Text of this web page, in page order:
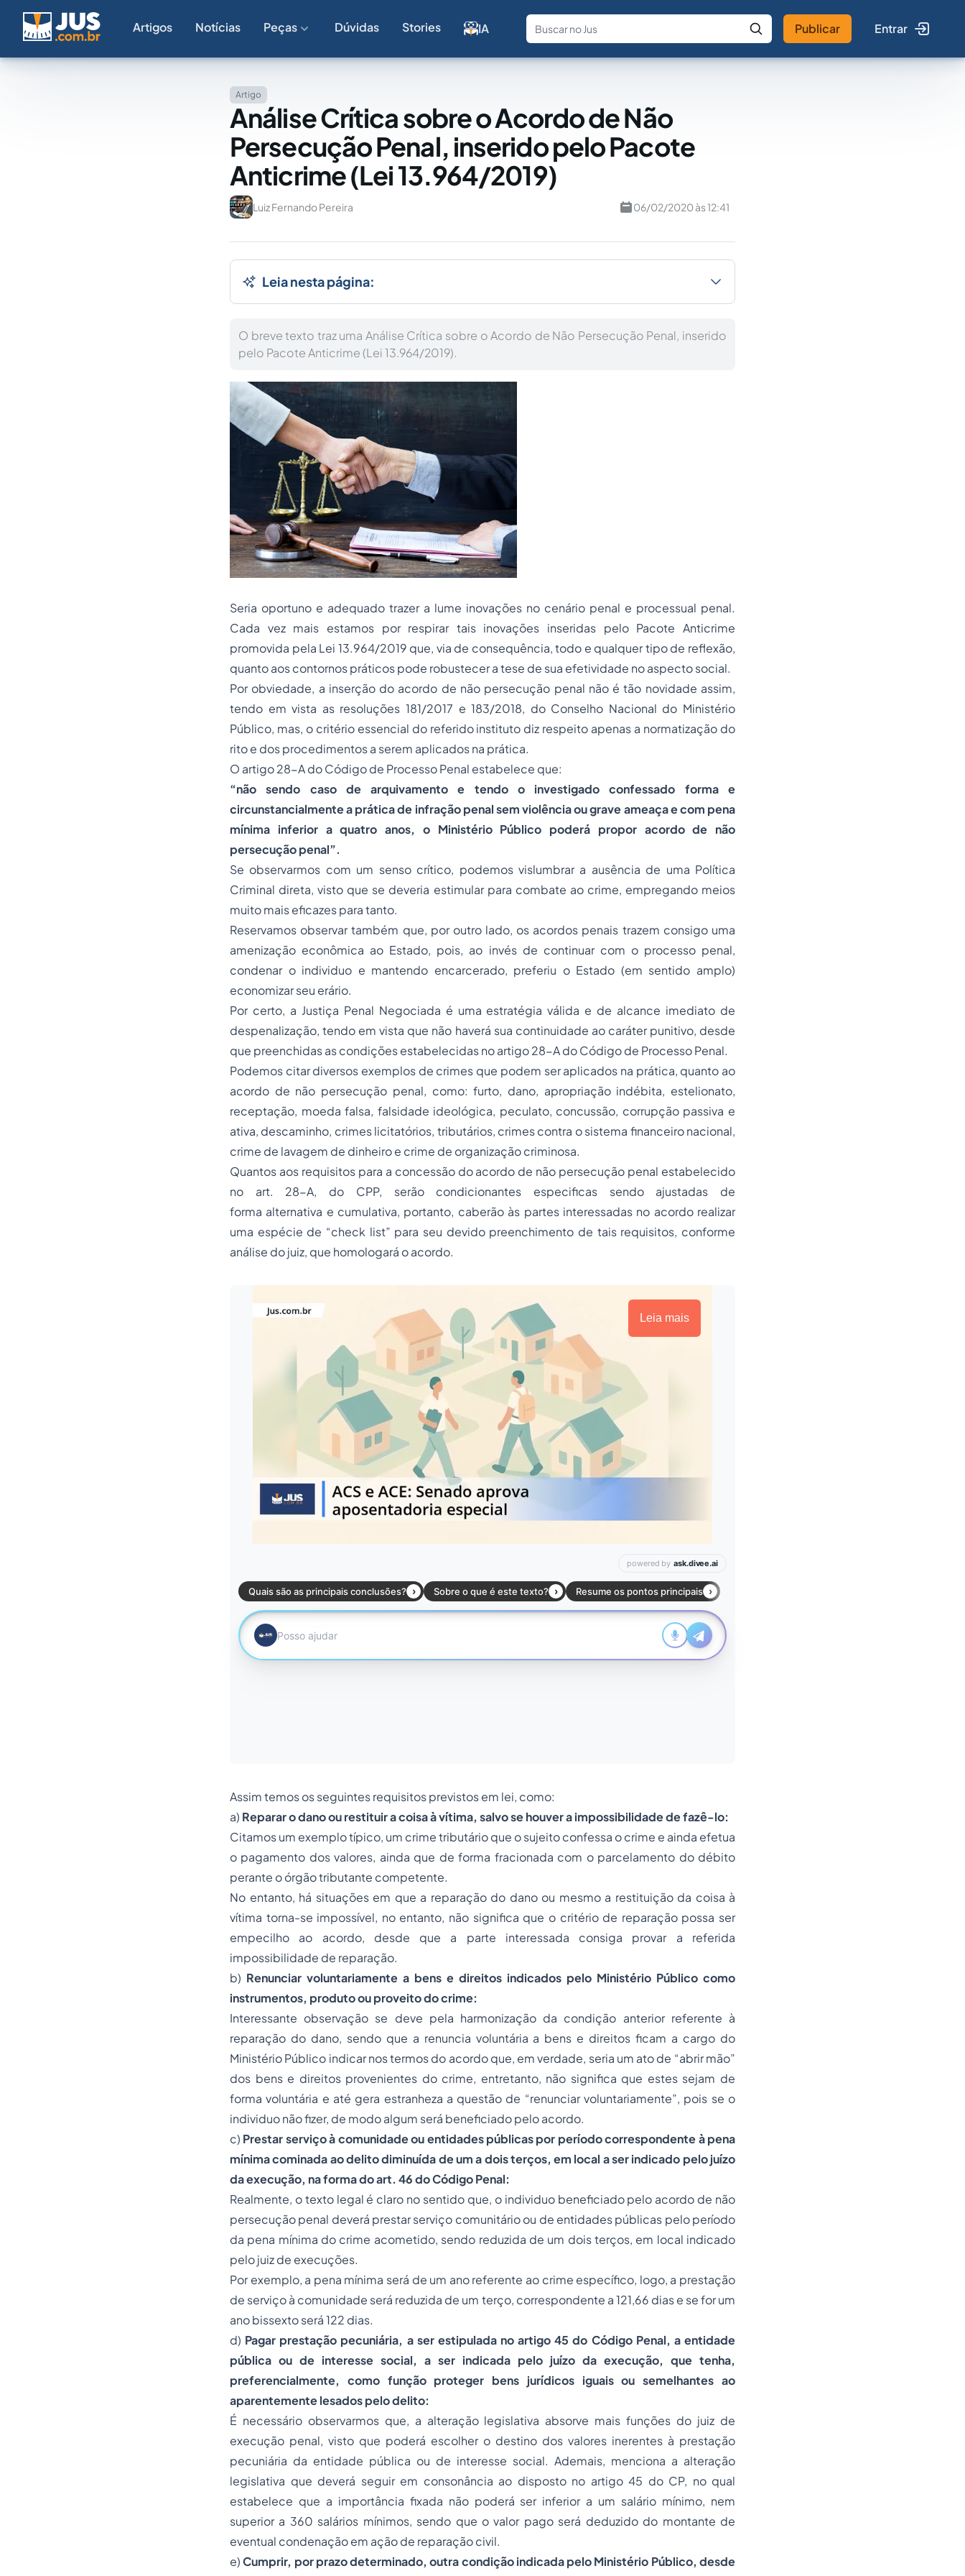
Artigos Notícias Peças Dúvidas Stories IA
Fale com a IA Buscar no Jus
Publicar Entrar
Artigo
Análise Crítica sobre o Acordo de Não
Persecução Penal, inserido pelo Pacote
Anticrime (Lei 13.964/2019)
Luiz Fernando Pereira 06/02/2020 às 12:41
Leia nesta página:
O breve texto traz uma Análise Crítica sobre o Acordo de Não Persecução Penal, inserido
pelo Pacote Anticrime (Lei 13.964/2019).
Seria oportuno e adequado trazer a lume inovações no cenário penal e processual penal.
Cada vez mais estamos por respirar tais inovações inseridas pelo Pacote Anticrime
promovida pela Lei 13.964/2019 que, via de consequência, todo e qualquer tipo de reflexão,
quanto aos contornos práticos pode robustecer a tese de sua efetividade no aspecto social.
Por obviedade, a inserção do acordo de não persecução penal não é tão novidade assim,
tendo em vista as resoluções 181/2017 e 183/2018, do Conselho Nacional do Ministério
Público, mas, o critério essencial do referido instituto diz respeito apenas a normatização do
rito e dos procedimentos a serem aplicados na prática.
O artigo28-AdoCódigo de Processo Penal estabelece que:
“não sendo caso de arquivamento e tendo o investigado confessado forma e
circunstancialmente a prática de infração penal sem violência ou grave ameaça e com pena
mínima inferior a quatro anos, o Ministério Público poderá propor acordo de não
persecução penal”.
Se observarmos com um senso crítico, podemos vislumbrar a ausência de uma Política
Criminal direta, visto que se deveria estimular para combate ao crime, empregando meios
muito mais eficazes para tanto.
Reservamos observar também que, por outro lado, os acordos penais trazem consigo uma
amenização econômica ao Estado, pois, ao invés de continuar com o processo penal,
condenar o individuo e mantendo encarcerado, preferiu o Estado (em sentido amplo)
economizar seu erário.
Por certo, a Justiça Penal Negociada é uma estratégia válida e de alcance imediato de
despenalização, tendo em vista que não haverá sua continuidade ao caráter punitivo, desde
que preenchidas as condições estabelecidas no artigo28-AdoCódigo de Processo Penal.
Podemos citar diversos exemplos de crimes que podem ser aplicados na prática, quanto ao
acordo de não persecução penal, como: furto, dano, apropriação indébita, estelionato,
receptação, moeda falsa, falsidade ideológica, peculato, concussão, corrupção passiva e
ativa, descaminho, crimes licitatórios, tributários, crimes contra o sistema financeiro nacional,
crime de lavagem de dinheiro e crime de organização criminosa.
Quantos aos requisitos para a concessão do acordo de não persecução penal estabelecido
no art. 28-A, do CPP, serão condicionantes especificas sendo ajustadas de
forma alternativa e cumulativa, portanto, caberão às partes interessadas no acordo realizar
uma espécie de “check list” para seu devido preenchimento de tais requisitos, conforme
análise do juiz, que homologará o acordo.
Leia mais
Assim temos os seguintes requisitos previstos em lei, como:
a) Reparar o dano ou restituir a coisa à vítima, salvo se houver a impossibilidade de fazê-lo:
Citamos um exemplo típico, um crime tributário que o sujeito confessa o crime e ainda efetua
o pagamento dos valores, ainda que de forma fracionada com o parcelamento do débito
perante o órgão tributante competente.
No entanto, há situações em que a reparação do dano ou mesmo a restituição da coisa à
vítima torna-se impossível, no entanto, não significa que o critério de reparação possa ser
empecilho ao acordo, desde que a parte interessada consiga provar a referida
impossibilidade de reparação.
b) Renunciar voluntariamente a bens e direitos indicados pelo Ministério Público como
instrumentos, produto ou proveito do crime:
Interessante observação se deve pela harmonização da condição anterior referente à
reparação do dano, sendo que a renuncia voluntária a bens e direitos ficam a cargo do
Ministério Público indicar nos termos do acordo que, em verdade, seria um ato de “abrir mão”
dos bens e direitos provenientes do crime, entretanto, não significa que estes sejam de
forma voluntária e até gera estranheza a questão de “renunciar voluntariamente”, pois se o
individuo não fizer, de modo algum será beneficiado pelo acordo.
c) Prestar serviço à comunidade ou entidades públicas por período correspondente à pena
mínima cominada ao delito diminuída de um a dois terços, em local a ser indicado pelo juízo
da execução, na forma do art. 46doCódigo Penal:
Realmente, o texto legal é claro no sentido que, o individuo beneficiado pelo acordo de não
persecução penal deverá prestar serviço comunitário ou de entidades públicas pelo período
da pena mínima do crime acometido, sendo reduzida de um dois terços, em local indicado
pelo juiz de execuções.
Por exemplo, a pena mínima será de um ano referente ao crime específico, logo, a prestação
de serviço à comunidade será reduzida de um terço, correspondente a 121,66 dias e se for um
ano bissexto será 122 dias.
d) Pagar prestação pecuniária, a ser estipulada no artigo45 do Código Penal, a entidade
pública ou de interesse social, a ser indicada pelo juízo da execução, que tenha,
preferencialmente, como função proteger bens jurídicos iguais ou semelhantes ao
aparentemente lesados pelo delito:
É necessário observarmos que, a alteração legislativa absorve mais funções do juiz de
execução penal, visto que poderá escolher o destino dos valores inerentes à prestação
pecuniária da entidade pública ou de interesse social. Ademais, menciona a alteração
legislativa que deverá seguir em consonância ao disposto no artigo 45 do CP, no qual
estabelece que a importância fixada não poderá ser inferior a um salário mínimo, nem
superior a 360 salários mínimos, sendo que o valor pago será deduzido do montante de
eventual condenação em ação de reparação civil.
e)Cumprir, por prazo determinado, outra condição indicada pelo Ministério Público, desde